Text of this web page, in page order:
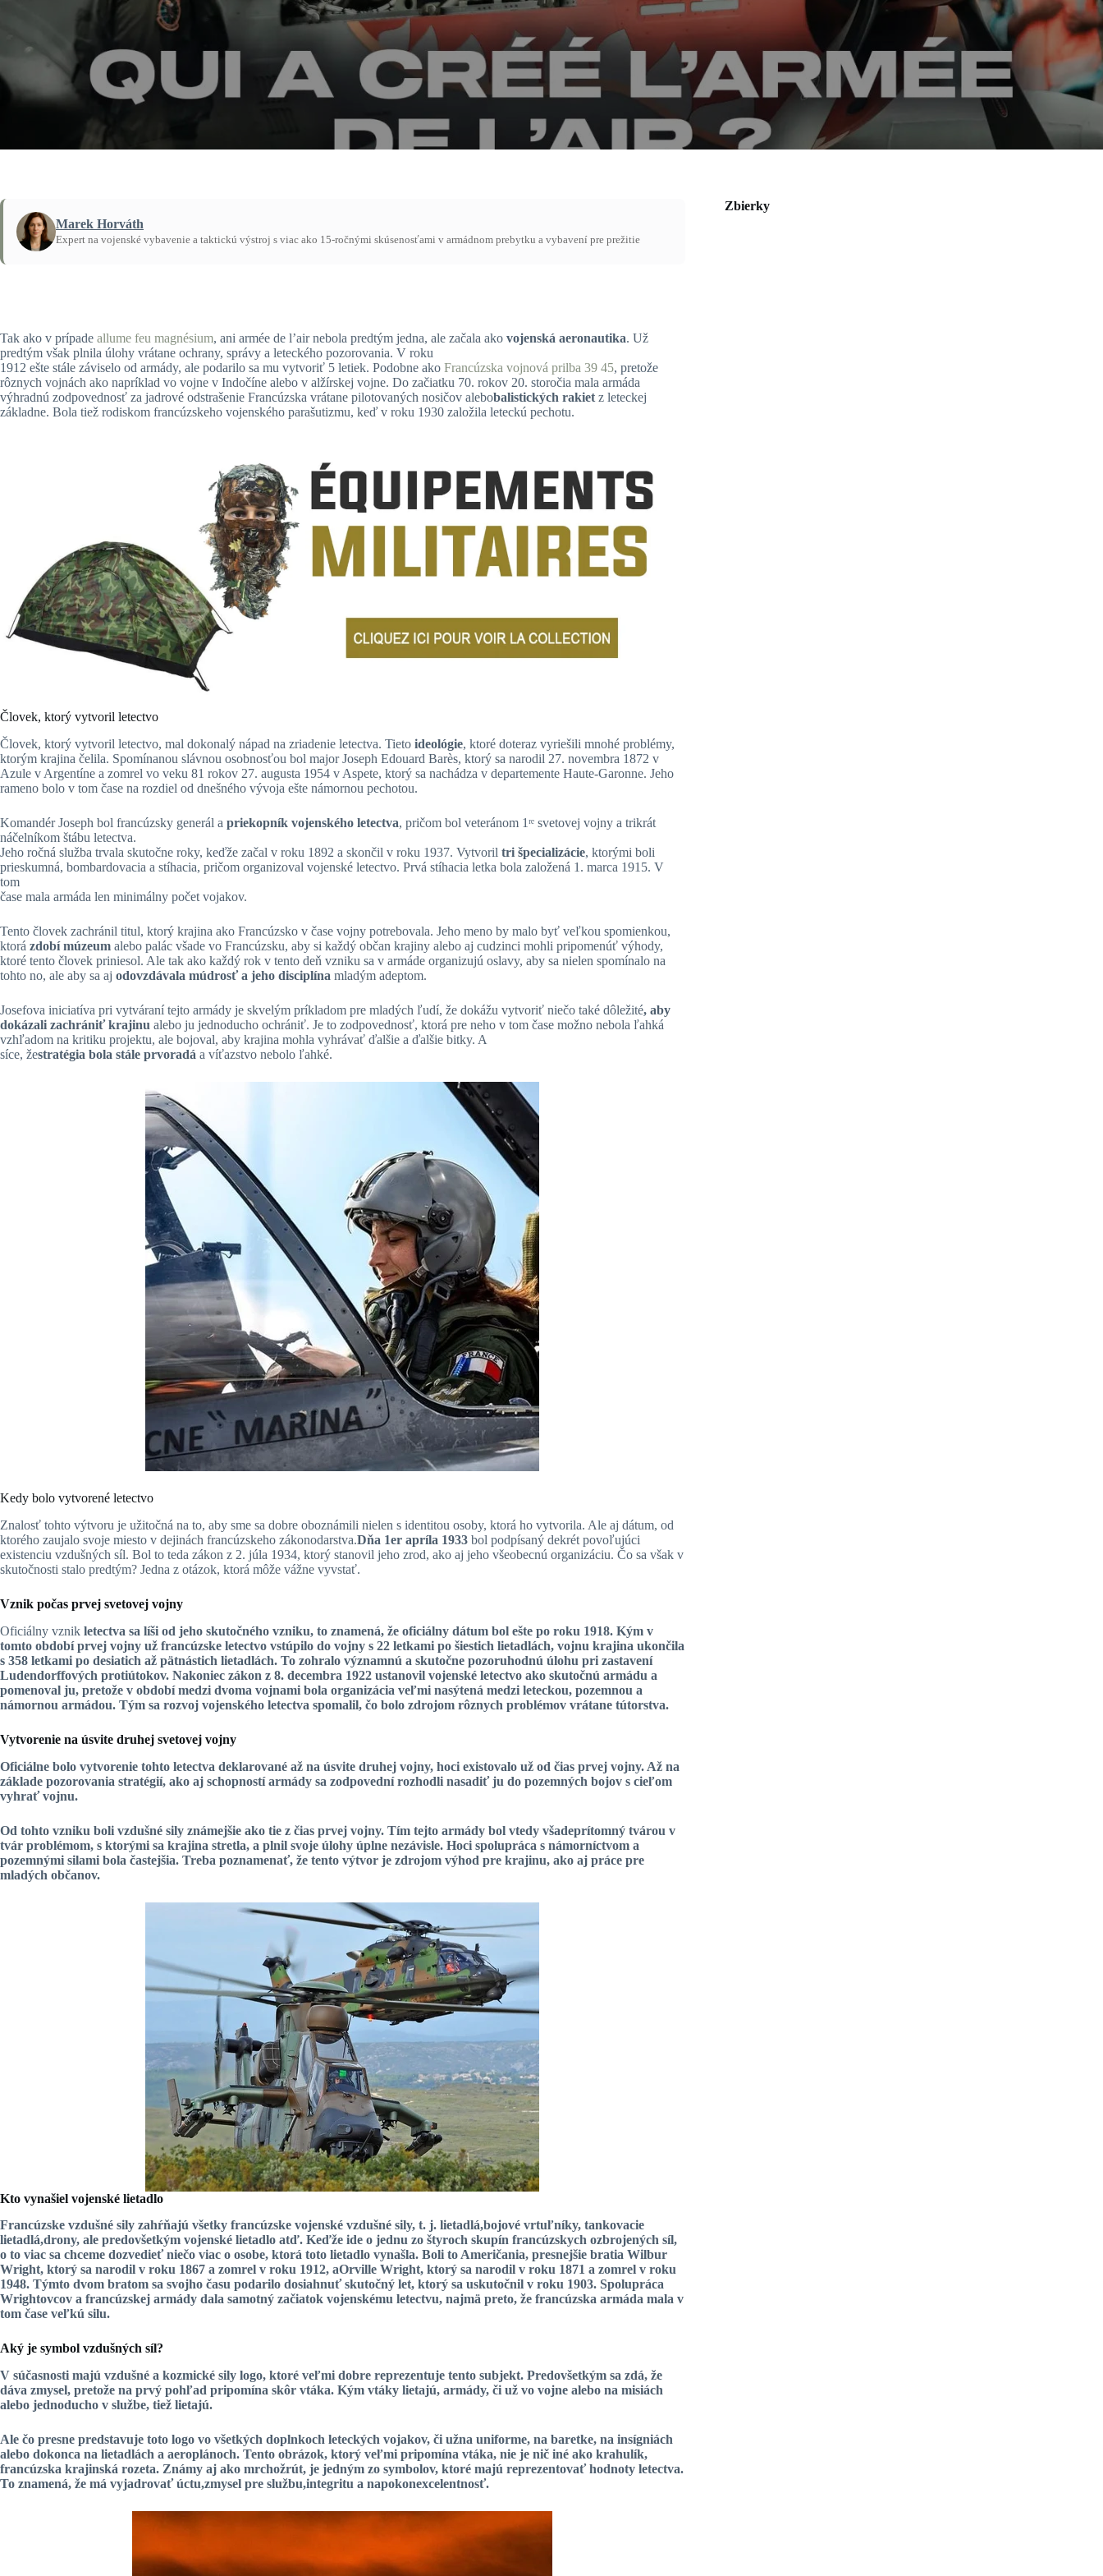
Marek Horváth
Expert na vojenské vybavenie a taktickú výstroj s viac ako 15-ročnými skúsenosťami v armádnom prebytku a vybavení pre prežitie
Tak ako v prípade allume feu magnésium, ani armée de l’air nebola predtým jedna, ale začala ako vojenská aeronautika. Už
predtým však plnila úlohy vrátane ochrany, správy a leteckého pozorovania. V roku
1912 ešte stále záviselo od armády, ale podarilo sa mu vytvoriť 5 letiek. Podobne ako Francúzska vojnová prilba 39 45, pretože
rôznych vojnách ako napríklad vo vojne v Indočíne alebo v alžírskej vojne. Do začiatku 70. rokov 20. storočia mala armáda
výhradnú zodpovednosť za jadrové odstrašenie Francúzska vrátane pilotovaných nosičov alebobalistických rakiet z leteckej
základne. Bola tiež rodiskom francúzskeho vojenského parašutizmu, keď v roku 1930 založila leteckú pechotu.
Človek, ktorý vytvoril letectvo
Človek, ktorý vytvoril letectvo, mal dokonalý nápad na zriadenie letectva. Tieto ideológie, ktoré doteraz vyriešili mnohé problémy,
ktorým krajina čelila. Spomínanou slávnou osobnosťou bol major Joseph Edouard Barès, ktorý sa narodil 27. novembra 1872 v
Azule v Argentíne a zomrel vo veku 81 rokov 27. augusta 1954 v Aspete, ktorý sa nachádza v departemente Haute-Garonne. Jeho
rameno bolo v tom čase na rozdiel od dnešného vývoja ešte námornou pechotou.
Komandér Joseph bol francúzsky generál a priekopník vojenského letectva, pričom bol veteránom 1ʳᵉ svetovej vojny a trikrát
náčelníkom štábu letectva.
Jeho ročná služba trvala skutočne roky, keďže začal v roku 1892 a skončil v roku 1937. Vytvoril tri špecializácie, ktorými boli
prieskumná, bombardovacia a stíhacia, pričom organizoval vojenské letectvo. Prvá stíhacia letka bola založená 1. marca 1915. V
tom
čase mala armáda len minimálny počet vojakov.
Tento človek zachránil titul, ktorý krajina ako Francúzsko v čase vojny potrebovala. Jeho meno by malo byť veľkou spomienkou,
ktorá zdobí múzeum alebo palác všade vo Francúzsku, aby si každý občan krajiny alebo aj cudzinci mohli pripomenúť výhody,
ktoré tento človek priniesol. Ale tak ako každý rok v tento deň vzniku sa v armáde organizujú oslavy, aby sa nielen spomínalo na
tohto no, ale aby sa aj odovzdávala múdrosť a jeho disciplína mladým adeptom.
Josefova iniciatíva pri vytváraní tejto armády je skvelým príkladom pre mladých ľudí, že dokážu vytvoriť niečo také dôležité, aby
dokázali zachrániť krajinu alebo ju jednoducho ochrániť. Je to zodpovednosť, ktorá pre neho v tom čase možno nebola ľahká
vzhľadom na kritiku projektu, ale bojoval, aby krajina mohla vyhrávať ďalšie a ďalšie bitky. A
síce, žestratégia bola stále prvoradá a víťazstvo nebolo ľahké.
Kedy bolo vytvorené letectvo
Znalosť tohto výtvoru je užitočná na to, aby sme sa dobre oboznámili nielen s identitou osoby, ktorá ho vytvorila. Ale aj dátum, od
ktorého zaujalo svoje miesto v dejinách francúzskeho zákonodarstva.Dňa 1er apríla 1933 bol podpísaný dekrét povoľujúci
existenciu vzdušných síl. Bol to teda zákon z 2. júla 1934, ktorý stanovil jeho zrod, ako aj jeho všeobecnú organizáciu. Čo sa však v
skutočnosti stalo predtým? Jedna z otázok, ktorá môže vážne vyvstať.
Vznik počas prvej svetovej vojny
Oficiálny vznik letectva sa líši od jeho skutočného vzniku, to znamená, že oficiálny dátum bol ešte po roku 1918. Kým v
tomto období prvej vojny už francúzske letectvo vstúpilo do vojny s 22 letkami po šiestich lietadlách, vojnu krajina ukončila
s 358 letkami po desiatich až pätnástich lietadlách. To zohralo významnú a skutočne pozoruhodnú úlohu pri zastavení
Ludendorffových protiútokov. Nakoniec zákon z 8. decembra 1922 ustanovil vojenské letectvo ako skutočnú armádu a
pomenoval ju, pretože v období medzi dvoma vojnami bola organizácia veľmi nasýtená medzi leteckou, pozemnou a
námornou armádou. Tým sa rozvoj vojenského letectva spomalil, čo bolo zdrojom rôznych problémov vrátane tútorstva.
Vytvorenie na úsvite druhej svetovej vojny
Oficiálne bolo vytvorenie tohto letectva deklarované až na úsvite druhej vojny, hoci existovalo už od čias prvej vojny. Až na
základe pozorovania stratégií, ako aj schopností armády sa zodpovední rozhodli nasadiť ju do pozemných bojov s cieľom
vyhrať vojnu.
Od tohto vzniku boli vzdušné sily známejšie ako tie z čias prvej vojny. Tím tejto armády bol vtedy všadeprítomný tvárou v
tvár problémom, s ktorými sa krajina stretla, a plnil svoje úlohy úplne nezávisle. Hoci spolupráca s námorníctvom a
pozemnými silami bola častejšia. Treba poznamenať, že tento výtvor je zdrojom výhod pre krajinu, ako aj práce pre
mladých občanov.
Kto vynašiel vojenské lietadlo
Francúzske vzdušné sily zahŕňajú všetky francúzske vojenské vzdušné sily, t. j. lietadlá,bojové vrtuľníky, tankovacie
lietadlá,drony, ale predovšetkým vojenské lietadlo atď. Keďže ide o jednu zo štyroch skupín francúzskych ozbrojených síl,
o to viac sa chceme dozvedieť niečo viac o osobe, ktorá toto lietadlo vynašla. Boli to Američania, presnejšie bratia Wilbur
Wright, ktorý sa narodil v roku 1867 a zomrel v roku 1912, aOrville Wright, ktorý sa narodil v roku 1871 a zomrel v roku
1948. Týmto dvom bratom sa svojho času podarilo dosiahnuť skutočný let, ktorý sa uskutočnil v roku 1903. Spolupráca
Wrightovcov a francúzskej armády dala samotný začiatok vojenskému letectvu, najmä preto, že francúzska armáda mala v
tom čase veľkú silu.
Aký je symbol vzdušných síl?
V súčasnosti majú vzdušné a kozmické sily logo, ktoré veľmi dobre reprezentuje tento subjekt. Predovšetkým sa zdá, že
dáva zmysel, pretože na prvý pohľad pripomína skôr vtáka. Kým vtáky lietajú, armády, či už vo vojne alebo na misiách
alebo jednoducho v službe, tiež lietajú.
Ale čo presne predstavuje toto logo vo všetkých doplnkoch leteckých vojakov, či užna uniforme, na baretke, na insígniách
alebo dokonca na lietadlách a aeroplánoch. Tento obrázok, ktorý veľmi pripomína vtáka, nie je nič iné ako krahulík,
francúzska krajinská rozeta. Známy aj ako mrchožrút, je jedným zo symbolov, ktoré majú reprezentovať hodnoty letectva.
To znamená, že má vyjadrovaťúctu,zmysel pre službu,integritu a napokonexcelentnosť.
Zbierky